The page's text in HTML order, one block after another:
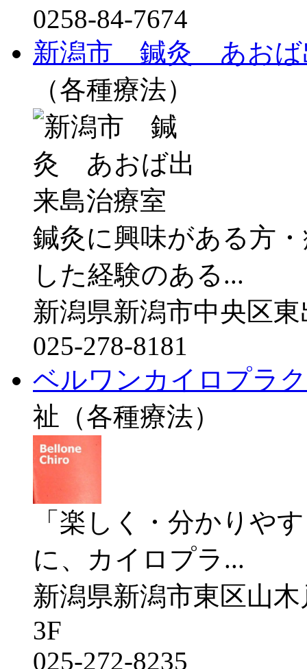
0258-84-7674
新潟市 鍼灸 あおば
（各種療法）
鍼灸に興味がある方
した経験のある...
新潟県新潟市中央区東
025-278-8181
ベルワンカイロプラ
祉（各種療法）
「楽しく・分かりや
に、カイロプラ...
新潟県新潟市東区山
3F
025-272-8235